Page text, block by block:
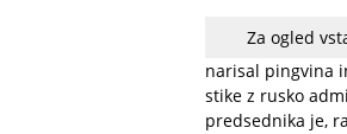
Za ogled
Zemljevidu je
narisal pingvina
stike z rusko
predsednika je,